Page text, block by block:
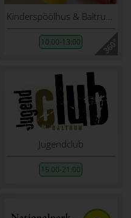
Kinderspöölhus & Baltrum-Shop
10:00-13:00
Jugendclub
15:00-21:00